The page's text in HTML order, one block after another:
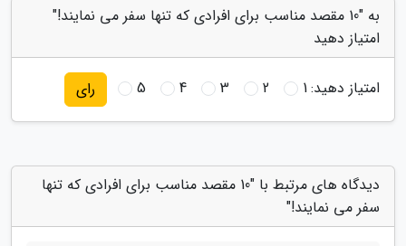
به "10 مقصد مناسب برای افرادی که تنها سفر می نمایند!"
امتیاز دهید
امتیاز دهید:1
2
3
4
5 رای
دیدگاه های مرتبط با "10 مقصد مناسب برای افرادی که تنها
سفر می نمایند!"